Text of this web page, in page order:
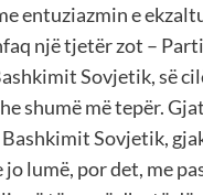
entuziazmin e
një tjetër zot –
Sovjetik, së
shumë më tepër.
Sovjetik,
lumë, por det, me